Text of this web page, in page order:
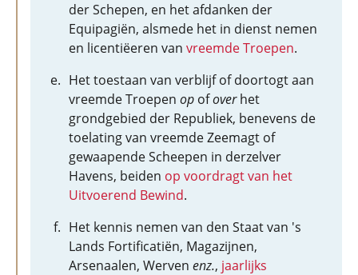
der Schepen, en het afdanken der
Equipagiën, alsmede het in dienst nemen
en licentiëeren van vreemde Troepen.
Het toestaan van verblijf of doortogt aan
vreemde Troepen op ofoverhet
grondgebied der Republiek, benevens de
toelating van vreemde Zeemagt of
gewaapende Scheepen in derzelver
Havens, beiden op voordragt van het
Uitvoerend Bewind.
Het kennis nemen van den Staat van 's
Lands Fortificatiën, Magazijnen,
Arsenaalen, Werven enz., jaarlijks